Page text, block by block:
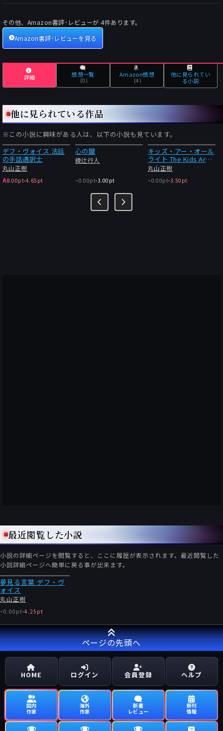
その他、Amazon書評･レビューが4件あります。
Amazon書評･レビューを見る
詳細 感想一覧
(0)
Amazon感想
(4)
他に見られてい
る小説
他に見られている作品
※この小説に興味がある人は、以下の小説も見ています。
デフ・ヴォイス 法廷
の手話通訳士
丸山正樹
A8.00pt-4.65pt
心の闇
綾辻行人
-0.00pt-3.00pt
キッズ・アー・オール
ライト The Kids Are
Alright
丸山正樹
-0.00pt-3.50pt
最近閲覧した小説
小説の詳細ページを閲覧すると、ここに履歴が表示されます。最近閲覧した
小説詳細ページへ簡単に戻る事が出来ます。
夢見る言葉 デフ・ヴ
ォイス
丸山正樹
-0.00pt-4.25pt
ページの先頭へ
HOME ログイン 会員登録 ヘルプ
国内
作家
海外
作家
新着
レビュー
新刊
情報